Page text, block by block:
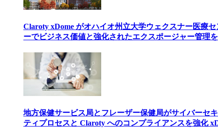
Claroty xDome がオハイオ州立大学ウェクスナー医療セ
ーでビジネス価値と強化されたエクスポージャー管理
地方保健サービス局とフレーザー保健局がサイバーセ
ティプロセスと Claroty へのコンプライアンスを強化